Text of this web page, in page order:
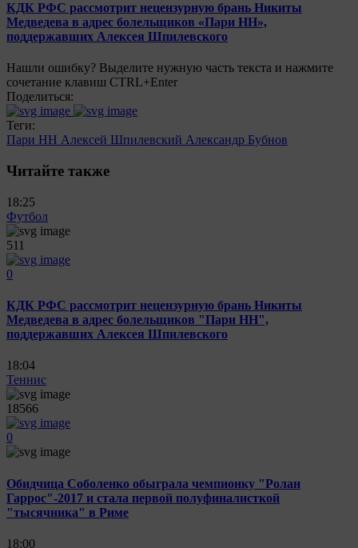
КДК РФС рассмотрит нецензурную брань Никиты
Медведева в адрес болельщиков «Пари НН»,
поддержавших Алексея Шпилевского
Нашли ошибку? Выделите нужную часть текста и нажмите
сочетание клавиш CTRL+Enter
Поделиться:
Теги:
Пари НН Алексей Шпилевский Александр Бубнов
Читайте также
18:25
Футбол
511
0
КДК РФС рассмотрит нецензурную брань Никиты
Медведева в адрес болельщиков "Пари НН",
поддержавших Алексея Шпилевского
18:04
Теннис
18566
0
Обидчица Соболенко обыграла чемпионку "Ролан
Гаррос"-2017 и стала первой полуфиналисткой
"тысячника" в Риме
18:00